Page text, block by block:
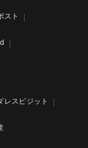
スト
レスビジット